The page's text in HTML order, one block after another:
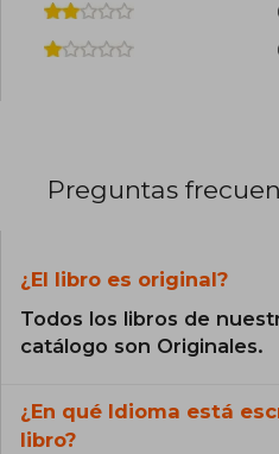
Preguntas
¿El libro es original?
Todos los libros de
catálogo son Originales.
¿En qué Idioma está
libro?